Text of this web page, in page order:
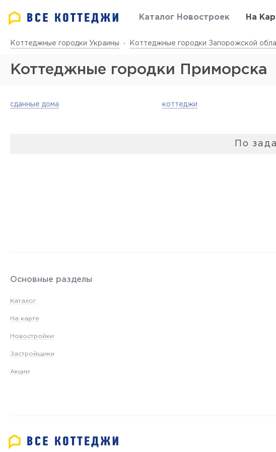
Каталог Новостроек На
Коттеджные городки Украины Коттеджные городки Запорожской
Коттеджные городки Приморска
сданные дома коттеджи
По
Основные разделы
Каталог
На карте
Новостройки
Застройщики
Акции